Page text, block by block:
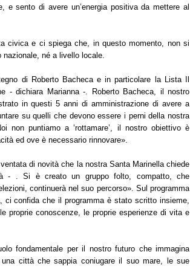
e sento di avere un’energia positiva da mettere al
civica e ci spiega che, in questo momento, non si
né a livello locale.
di Roberto Bacheca e in particolare la Lista Il
- dichiara Marianna -. Roberto Bacheca, il nostro
in questi 5 anni di amministrazione di avere a
su quelli che devono essere i perni della nostra
non puntiamo a ‘rottamare’, il nostro obiettivo è
ed ove è necessario rinnovare».
di novità che la nostra Santa Marinella chiede
- . Si è creato un gruppo folto, compatto, che
continuerà nel suo percorso». Sul programma
confida che il programma è stato scritto insieme,
proprie conoscenze, le proprie esperienze di vita e
fondamentale per il nostro futuro che immagina
una città che sappia coniugare il suo mare, le sue